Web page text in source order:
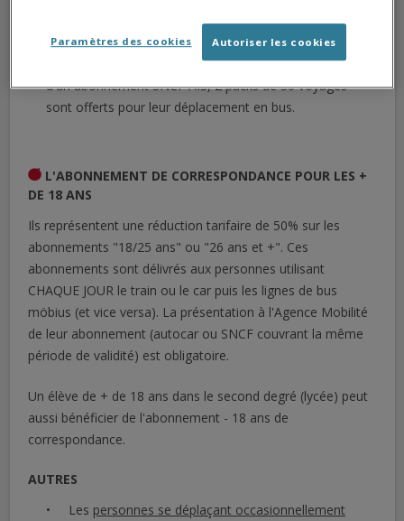
fonctionne pas le week-end, ni pendant les vacances.
Pour les élèves internes disposant d'un justificatif ou
d'un abonnement SNCF AIS, 2 packs de 30 voyages
sont offerts pour leur déplacement en bus.
L'ABONNEMENT DE CORRESPONDANCE POUR LES +
DE 18 ANS
Ils représentent une réduction tarifaire de 50% sur les
abonnements "18/25 ans" ou "26 ans et +". Ces
abonnements sont délivrés aux personnes utilisant
CHAQUE JOUR le train ou le car puis les lignes de bus
möbius (et vice versa). La présentation à l'Agence Mobilité
de leur abonnement (autocar ou SNCF couvrant la même
période de validité) est obligatoire.
Un élève de + de 18 ans dans le second degré (lycée) peut
aussi bénéficier de l'abonnement - 18 ans de
correspondance.
AUTRES
Les personnes se déplaçant occasionnellement
Autoriser les cookies
Paramètres des cookies